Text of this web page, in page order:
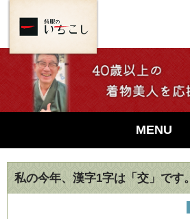
MENU
私の今年、漢字1字は「交」です。